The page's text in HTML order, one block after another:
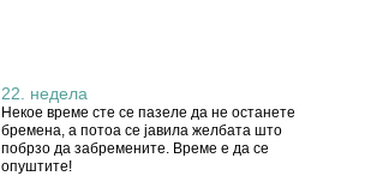
22. недела
Некое време сте се пазеле да не останете
бремена, а потоа се јавила желбата што
побрзо да забремените. Време е да се
опуштите!